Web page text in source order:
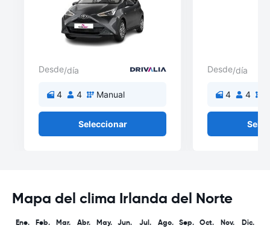
Desde/día
4 4 Manual
Seleccionar
Desde/día
4 4
Mapa del clima Irlanda del Norte
Ene. Feb. Mar. Abr. May. Jun. Jul. Ago. Sep. Oct. Nov. Dic.